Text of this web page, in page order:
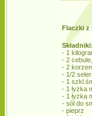
Flaczki z
- 1
- 2
- 2
- 1/2
- 1
- 1 łyżka
- 1 łyżka
- sól do
- pieprz